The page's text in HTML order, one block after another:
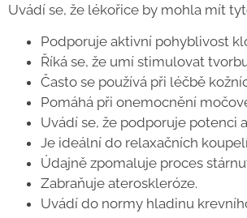
Uvádí se, že lékořice by mohla mít
Podporuje aktivní pohyblivost
Říká se, že umí stimulovat
Často se používá při léčbě
Pomáhá při onemocnění
Uvádí se, že podporuje potenci
Je ideální do relaxačních
Údajně zpomaluje proces
Zabraňuje ateroskleróze.
Uvádí do normy hladinu